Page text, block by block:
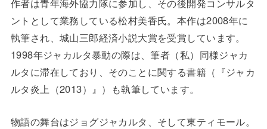
ントとして業務している松村美香氏。本作は2008年に
執筆され、城山三郎経済小説大賞を受賞しています。
1998年ジャカルタ暴動の際は、筆者（私）同様ジャカ
ルタに滞在しており、そのことに関する書籍（『ジャカ
ルタ炎上（2013）』）も執筆しています。
物語の舞台はジョグジャカルタ、そして東ティモール。